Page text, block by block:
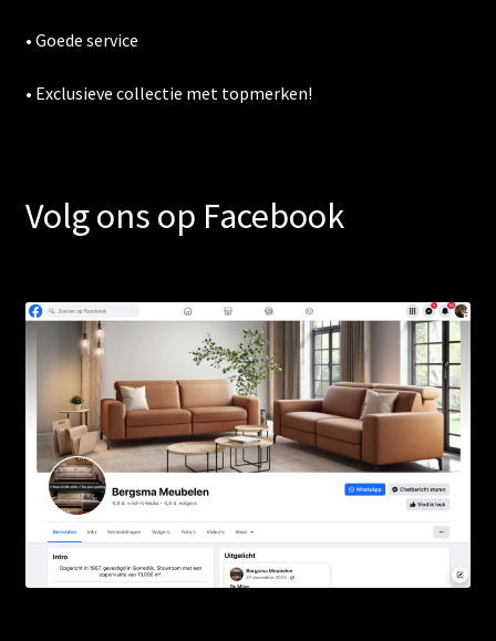
• Goede service
• Exclusieve collectie met topmerken!
Volg ons op Facebook